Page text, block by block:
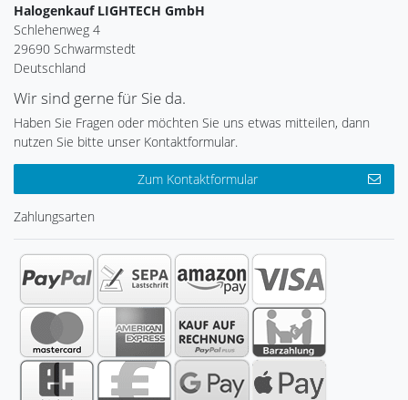
Halogenkauf LIGHTECH GmbH
Schlehenweg 4
29690 Schwarmstedt
Deutschland
Wir sind gerne für Sie da.
Haben Sie Fragen oder möchten Sie uns etwas mitteilen, dann
nutzen Sie bitte unser Kontaktformular.
Zum Kontaktformular
Zahlungsarten